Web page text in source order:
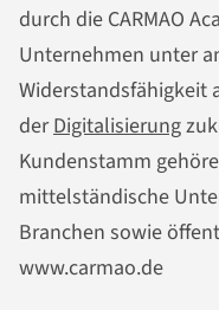
durch die CARMAO
Unternehmen unter
Widerstandsfähigkeit
derDigitalisierung
Kundenstamm
mittelständische
Branchen sowie
www.carmao.de